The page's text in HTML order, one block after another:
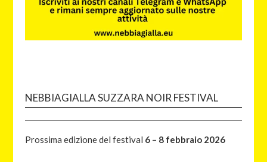
NEBBIAGIALLA SUZZARA NOIR FESTIVAL
Prossima edizione del festival 6 – 8 febbraio 2026